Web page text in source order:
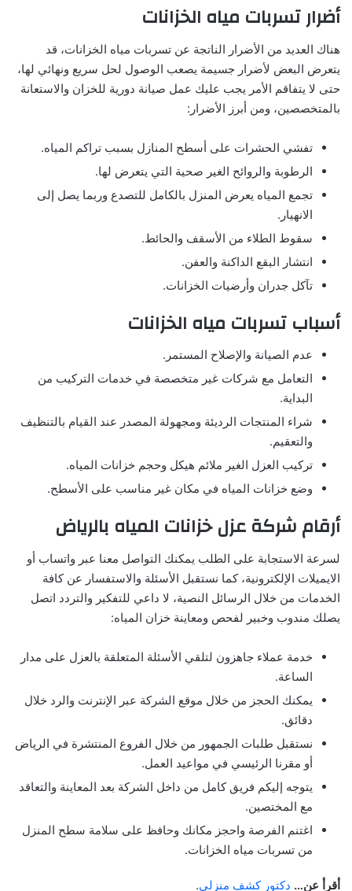
أضرار تسربات مياه الخزانات
هناك العديد من الأضرار الناتجة عن تسربات مياه الخزانات، قد
يتعرض البعض لأضرار جسيمة يصعب الوصول لحل سريع ونهائي لها،
حتى لا يتفاقم الأمر يجب عليك عمل صيانة دورية للخزان والاستعانة
بالمتخصصين، ومن أبرز الأضرار:
تفشي الحشرات على أسطح المنازل بسبب تراكم المياه.
الرطوبة والروائح الغير صحية التي يتعرض لها.
تجمع المياه يعرض المنزل بالكامل للتصدع وربما يصل إلى
الانهيار.
سقوط الطلاء من الأسقف والحائط.
انتشار البقع الداكنة والعفن.
تآكل جدران وأرضيات الخزانات.
أسباب تسربات مياه الخزانات
عدم الصيانة والإصلاح المستمر.
التعامل مع شركات غير متخصصة في خدمات التركيب من
البداية.
شراء المنتجات الرديئة ومجهولة المصدر عند القيام بالتنظيف
والتعقيم.
تركيب العزل الغير ملائم هيكل وحجم خزانات المياه.
وضع خزانات المياه في مكان غير مناسب على الأسطح.
أرقام شركة عزل خزانات المياه بالرياض
لسرعة الاستجابة على الطلب يمكنك التواصل معنا عبر واتساب أو
الايميلات الإلكترونية، كما نستقبل الأسئلة والاستفسار عن كافة
الخدمات من خلال الرسائل النصية، لا داعي للتفكير والتردد اتصل
يصلك مندوب وخبير لفحص ومعاينة خزان المياه:
خدمة عملاء جاهزون لتلقي الأسئلة المتعلقة بالعزل على مدار
الساعة.
يمكنك الحجز من خلال موقع الشركة عبر الإنترنت والرد خلال
دقائق.
نستقبل طلبات الجمهور من خلال الفروع المنتشرة في الرياض
أو مقرنا الرئيسي في مواعيد العمل.
يتوجه إليكم فريق كامل من داخل الشركة بعد المعاينة والتعاقد
مع المختصين.
اغتنم الفرصة واحجز مكانك وحافظ على سلامة سطح المنزل
من تسربات مياه الخزانات.
أقرأ عن… دكتور كشف منزلي.